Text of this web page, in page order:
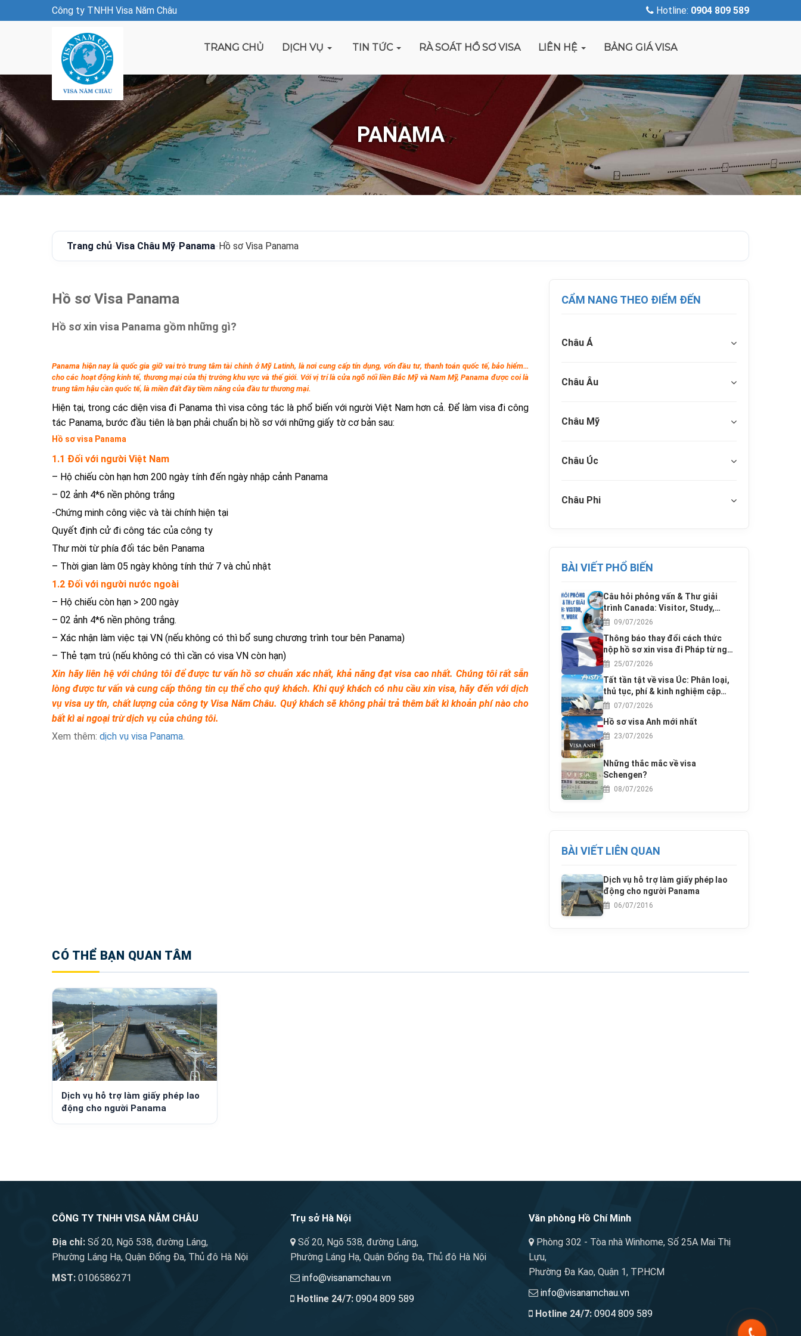
Công ty TNHH Visa Năm Châu Hotline: 0904 809 589
TRANG CHỦ DỊCH VỤ TIN TỨC RÀ SOÁT HỒ SƠ VISA LIÊN HỆ BẢNG GIÁ VISA
PANAMA
Trang chủ-Visa Châu Mỹ- Panama- Hồ sơ Visa Panama
Hồ sơ Visa Panama
Hồ sơ xin visa Panama gồm những gì?
Panama hiện nay là quốc gia giữ vai trò trung tâm tài chính ở Mỹ Latinh, là nơi cung cấp tín dụng, vốn đầu tư, thanh toán quốc tế, bảo hiểm…
cho các hoạt động kinh tế, thương mại của thị trường khu vực và thế giới. Với vị trí là cửa ngõ nối liền Bắc Mỹ và Nam Mỹ, Panama được coi là
trung tâm hậu cần quốc tế, là miền đất đầy tiềm năng của đầu tư thương mại.
Hiện tại, trong các diện visa đi Panama thì visa công tác là phổ biến với người Việt Nam hơn cả. Để làm visa đi công
tác Panama, bước đầu tiên là bạn phải chuẩn bị hồ sơ với những giấy tờ cơ bản sau:
Hồ sơ visa Panama
1.1 Đối với người Việt Nam
– Hộ chiếu còn hạn hơn 200 ngày tính đến ngày nhập cảnh Panama
– 02 ảnh 4*6 nền phông trắng
-Chứng minh công việc và tài chính hiện tại
Quyết định cử đi công tác của công ty
Thư mời từ phía đối tác bên Panama
– Thời gian làm 05 ngày không tính thứ 7 và chủ nhật
1.2 Đối với người nước ngoài
– Hộ chiếu còn hạn > 200 ngày
– 02 ảnh 4*6 nền phông trắng.
– Xác nhận làm việc tại VN (nếu không có thì bổ sung chương trình tour bên Panama)
– Thẻ tạm trú (nếu không có thì cần có visa VN còn hạn)
Xin hãy liên hệ với chúng tôi để được tư vấn hồ sơ chuẩn xác nhất, khả năng đạt visa cao nhất. Chúng tôi rất sẵn
lòng được tư vấn và cung cấp thông tin cụ thể cho quý khách. Khi quý khách có nhu cầu xin visa, hãy đến với dịch
vụ visa uy tín, chất lượng của công ty Visa Năm Châu. Quý khách sẽ không phải trả thêm bất kì khoản phí nào cho
bất kì ai ngoại trừ dịch vụ của chúng tôi.
Xem thêm: dịch vụ visa Panama.
CẨM NANG THEO ĐIỂM ĐẾN
Châu Á
Châu Âu
Châu Mỹ
Châu Úc
Châu Phi
BÀI VIẾT PHỔ BIẾN
Câu hỏi phỏng vấn & Thư giải
trình Canada: Visitor, Study,
Work09/07/2026
Thông báo thay đổi cách thức
nộp hồ sơ xin visa đi Pháp từ ngày
17/3/2016
25/07/2026
Tất tần tật về visa Úc: Phân loại,
thủ tục, phí & kinh nghiệm cập
nhật 2025
07/07/2026
Hồ sơ visa Anh mới nhất
23/07/2026
Những thắc mắc về visa
Schengen?
08/07/2026
BÀI VIẾT LIÊN QUAN
Dịch vụ hỗ trợ làm giấy phép lao
động cho người Panama
06/07/2016
CÓ THỂ BẠN QUAN TÂM
Dịch vụ hỗ trợ làm giấy phép lao
động cho người Panama
CÔNG TY TNHH VISA NĂM CHÂU
Địa chỉ: Số 20, Ngõ 538, đường Láng,
Phường Láng Hạ, Quận Đống Đa, Thủ đô Hà Nội
MST: 0106586271
Trụ sở Hà Nội
Số 20, Ngõ 538, đường Láng,
Phường Láng Hạ, Quận Đống Đa, Thủ đô Hà Nội
info@visanamchau.vn
Hotline 24/7: 0904 809 589
Văn phòng Hồ Chí Minh
Phòng 302 - Tòa nhà Winhome, Số 25A Mai Thị
Lựu,
Phường Đa Kao, Quận 1, TP.HCM
info@visanamchau.vn
Hotline 24/7: 0904 809 589